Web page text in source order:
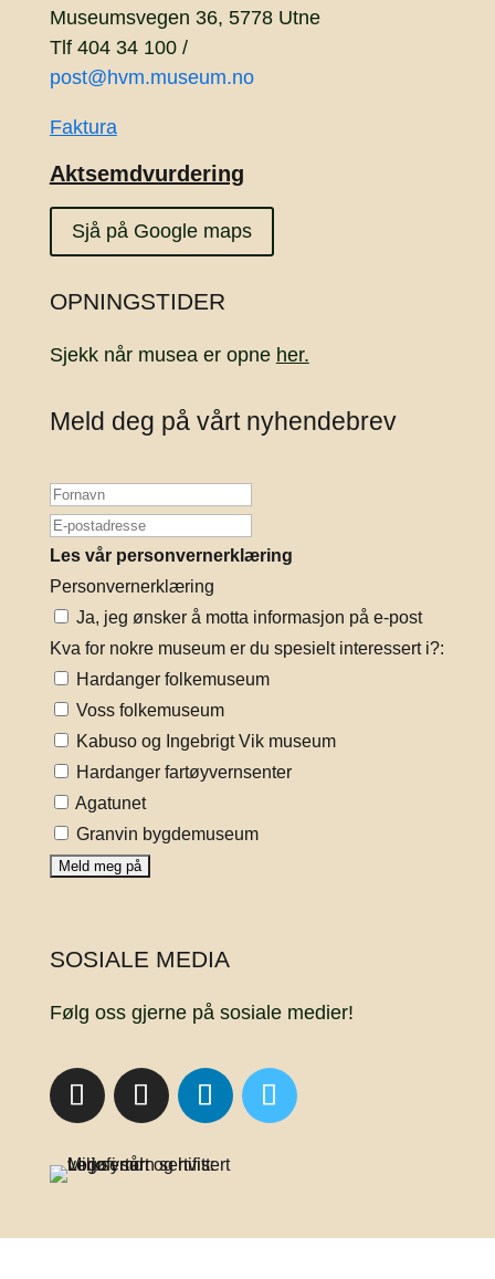
Museumsvegen 36, 5778 Utne
Tlf 404 34 100 /
post@hvm.museum.no
Faktura
Aktsemdvurdering
Sjå på Google maps
OPNINGSTIDER
Sjekk når musea er opne her.
Meld deg på vårt nyhendebrev
Les vår personvernerklæring
Personvernerklæring
Ja, jeg ønsker å motta informasjon på e-post
Kva for nokre museum er du spesielt interessert i?:
Hardanger folkemuseum
Voss folkemuseum
Kabuso og Ingebrigt Vik museum
Hardanger fartøyvernsenter
Agatunet
Granvin bygdemuseum
SOSIALE MEDIA
Følg oss gjerne på sosiale medier!